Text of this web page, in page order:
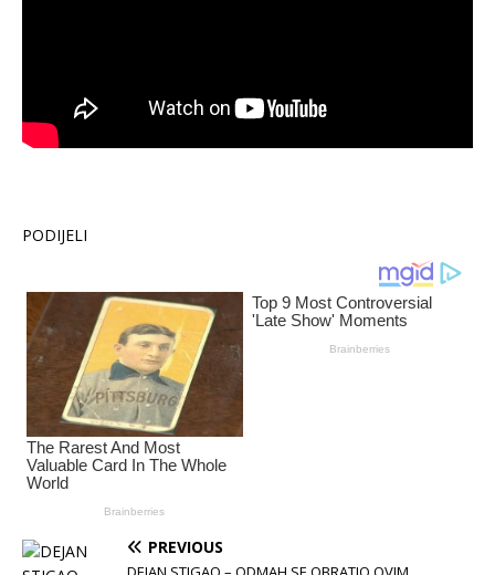
PODIJELI
PREVIOUS